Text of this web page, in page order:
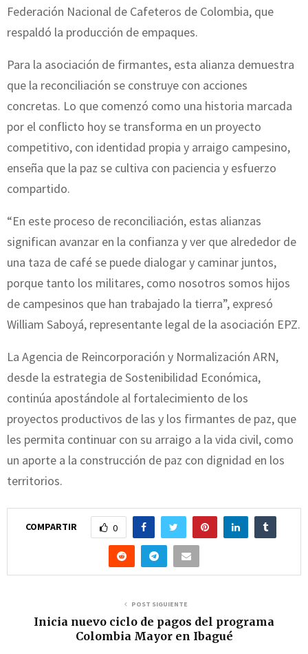
Federación Nacional de Cafeteros de Colombia, que
respaldó la producción de empaques.
Para la asociación de firmantes, esta alianza demuestra
que la reconciliación se construye con acciones
concretas. Lo que comenzó como una historia marcada
por el conflicto hoy se transforma en un proyecto
competitivo, con identidad propia y arraigo campesino,
enseña que la paz se cultiva con paciencia y esfuerzo
compartido.
“En este proceso de reconciliación, estas alianzas
significan avanzar en la confianza y ver que alrededor de
una taza de café se puede dialogar y caminar juntos,
porque tanto los militares, como nosotros somos hijos
de campesinos que han trabajado la tierra”, expresó
William Saboyá, representante legal de la asociación EPZ.
La Agencia de Reincorporación y Normalización ARN,
desde la estrategia de Sostenibilidad Económica,
continúa apostándole al fortalecimiento de los
proyectos productivos de las y los firmantes de paz, que
les permita continuar con su arraigo a la vida civil, como
un aporte a la construcción de paz con dignidad en los
territorios.
COMPARTIR 0
POST SIGUIENTE
Inicia nuevo ciclo de pagos del programa
Colombia Mayor en Ibagué